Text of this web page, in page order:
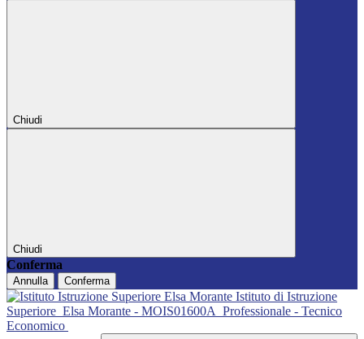
Chiudi
Chiudi
Conferma
Annulla Conferma
Istituto di Istruzione
Superiore Elsa Morante - MOIS01600A Professionale - Tecnico
Economico